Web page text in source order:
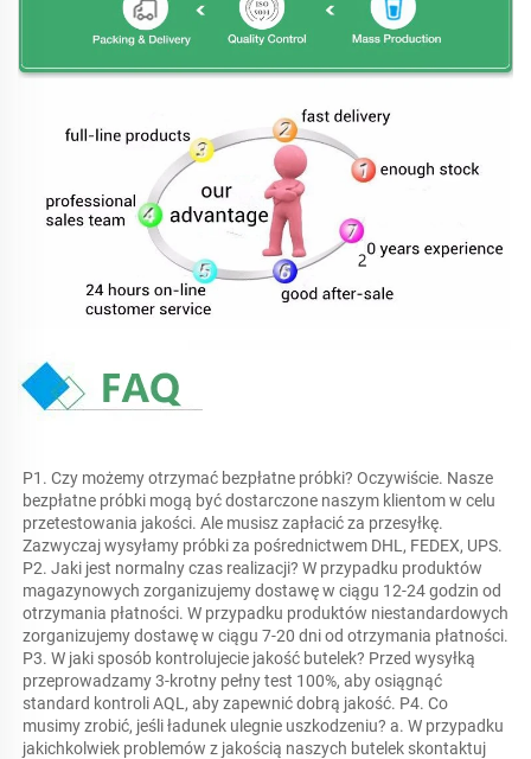
P1. Czy możemy otrzymać bezpłatne próbki? Oczywiście. Nasze
bezpłatne próbki mogą być dostarczone naszym klientom w celu
przetestowania jakości. Ale musisz zapłacić za przesyłkę.
Zazwyczaj wysyłamy próbki za pośrednictwem DHL, FEDEX, UPS.
P2. Jaki jest normalny czas realizacji? W przypadku produktów
magazynowych zorganizujemy dostawę w ciągu 12-24 godzin od
otrzymania płatności. W przypadku produktów niestandardowych
zorganizujemy dostawę w ciągu 7-20 dni od otrzymania płatności.
P3. W jaki sposób kontrolujecie jakość butelek? Przed wysyłką
przeprowadzamy 3-krotny pełny test 100%, aby osiągnąć
standard kontroli AQL, aby zapewnić dobrą jakość. P4. Co
musimy zrobić, jeśli ładunek ulegnie uszkodzeniu? a. W przypadku
jakichkolwiek problemów z jakością naszych butelek skontaktuj